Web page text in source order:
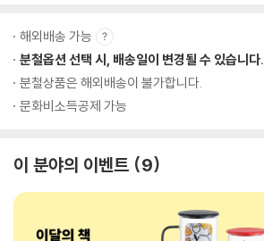
해외배송 가능
분철옵션 선택 시, 배송일이 변경될 수 있습니다.
분철상품은 해외배송이 불가합니다.
문화비소득공제 가능
이 분야의 이벤트 9